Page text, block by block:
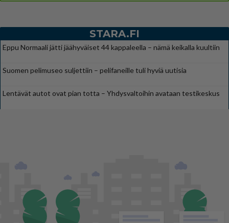
STARA.FI
Eppu Normaali jätti jäähyväiset 44 kappaleella – nämä keikalla kuultiin
Suomen pelimuseo suljettiin – pelifaneille tuli hyviä uutisia
Lentävät autot ovat pian totta – Yhdysvaltoihin avataan testikeskus